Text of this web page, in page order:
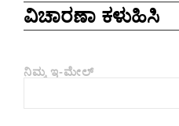
ವಿಚಾರಣಾ ಕಳುಹಿಸಿ
ನಿಮ್ಮ ಇ-ಮೇಲ್